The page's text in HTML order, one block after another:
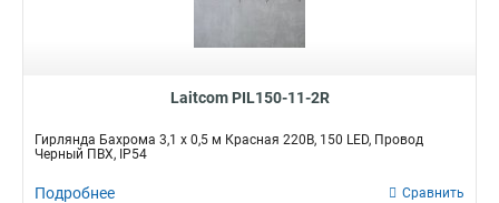
Laitcom PIL150-11-2R
Гирлянда Бахрома 3,1 x 0,5 м Красная 220В, 150 LED, Провод
Черный ПВХ, IP54
Подробнее Сравнить